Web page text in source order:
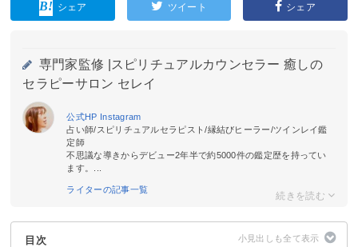
シェア ツイート シェア
専門家監修 |
スピリチュアルカウンセラー 癒しの
セラピーサロン セレイ
公式HP Instagram
占い師/スピリチュアルセラピスト/縁結びヒーラー/ツインレイ鑑
定師
不思議な導きからデビュー2年半で約5000件の鑑定歴を持ってい
ます。...
ライターの記事一覧
目次